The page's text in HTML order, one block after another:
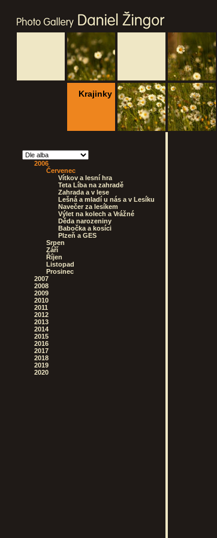
Krajinky
2006
Červenec
Vítkov a lesní hra
Teta Líba na zahradě
Zahrada a v lese
Lešná a mladí u nás a v Lesíku
Navečer za lesíkem
Výlet na kolech a Vrážné
Děda narozeniny
Babočka a kosíci
Plzeň a GES
Srpen
Září
Říjen
Listopad
Prosinec
2007
2008
2009
2010
2011
2012
2013
2014
2015
2016
2017
2018
2019
2020